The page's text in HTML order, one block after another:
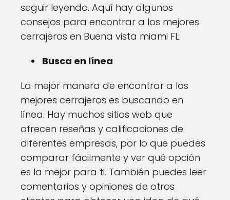
seguir leyendo. Aquí hay algunos
consejos para encontrar a los mejores
cerrajeros en Buena vista miami FL:
Busca en línea
La mejor manera de encontrar a los
mejores cerrajeros es buscando en
línea. Hay muchos sitios web que
ofrecen reseñas y calificaciones de
diferentes empresas, por lo que puedes
comparar fácilmente y ver qué opción
es la mejor para ti. También puedes leer
comentarios y opiniones de otros